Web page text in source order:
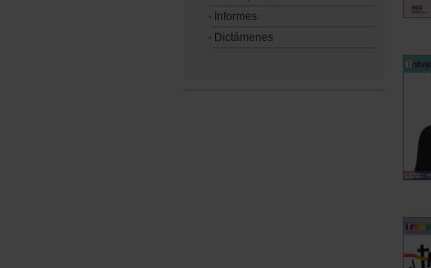
Informes
Dictámenes